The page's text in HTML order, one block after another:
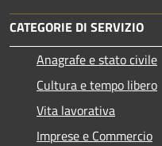
CATEGORIE DI SERVIZIO
Anagrafe e stato civile
Cultura e tempo libero
Vita lavorativa
Imprese e Commercio